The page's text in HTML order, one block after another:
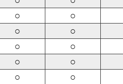
○ ○
○ ○
○ ○
○ ○
○ ○